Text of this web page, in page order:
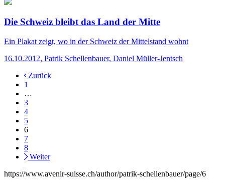
Die Schweiz bleibt das Land der Mitte
Ein Plakat zeigt, wo in der Schweiz der Mittelstand wohnt
16.10.2012, Patrik Schellenbauer, Daniel Müller-Jentsch
Zurück
1
…
3
4
5
6
7
8
Weiter
https://www.avenir-suisse.ch/author/patrik-schellenbauer/page/6